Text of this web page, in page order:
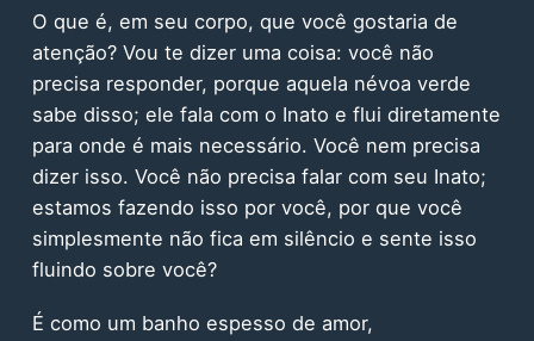
O que é, em seu corpo, que você gostaria de
atenção? Vou te dizer uma coisa: você não
precisa responder, porque aquela névoa verde
sabe disso; ele fala com o Inato e flui diretamente
para onde é mais necessário. Você nem precisa
dizer isso. Você não precisa falar com seu Inato;
estamos fazendo isso por você, por que você
simplesmente não fica em silêncio e sente isso
fluindo sobre você?
É como um banho espesso de amor,